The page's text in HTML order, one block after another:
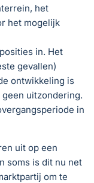
het
het mogelijk
in. Het
gevallen)
ontwikkeling is
uitzondering.
in
uit op een
soms is dit nu net
om te